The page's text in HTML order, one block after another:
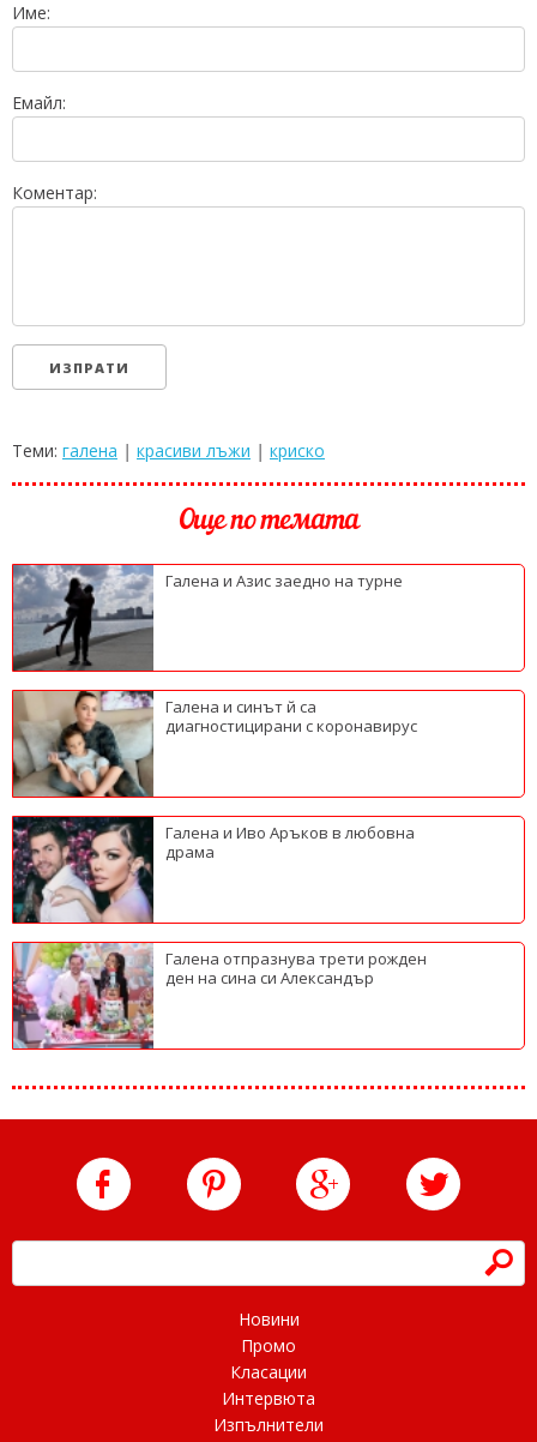
Име:
Емайл:
Коментар:
Теми: галена | красиви лъжи | криско
Още по темата
Галена и Азис заедно на турне
Галена и синът й са
диагностицирани с коронавирус
Галена и Иво Аръков в любовна
драма
Галена отпразнува трети рожден
ден на сина си Александър
h
Новини
Промо
Класации
Интервюта
Изпълнители